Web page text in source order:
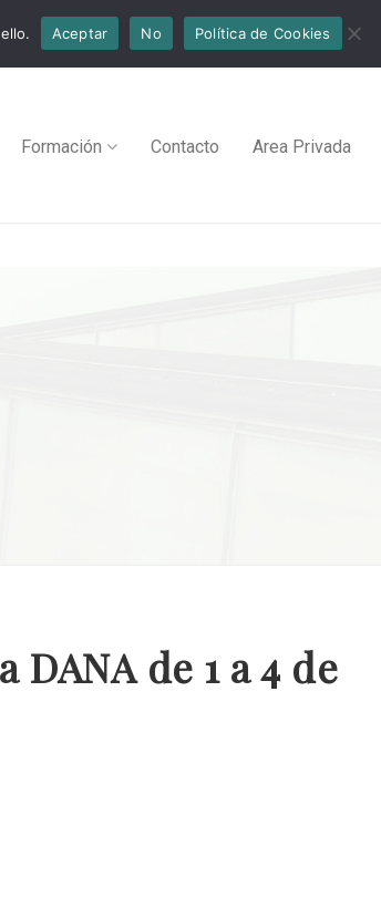
Formación Contacto Area Privada
de 1 a 4 de
Aceptar No Política de Cookies